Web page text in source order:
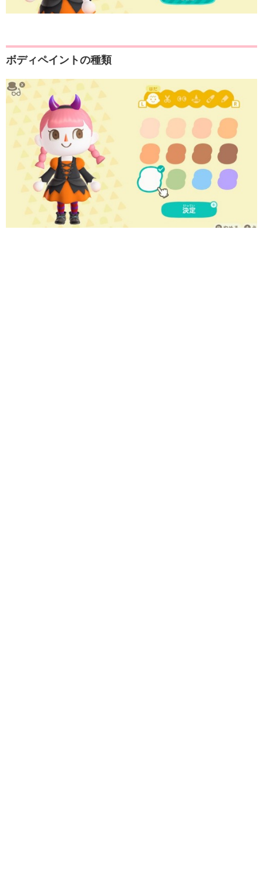
ボディペイントの種類